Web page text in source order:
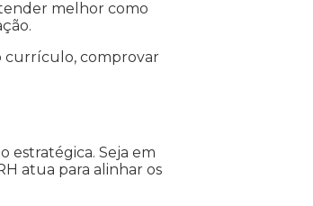
melhor como
currículo, comprovar
estratégica. Seja em
atua para alinhar os